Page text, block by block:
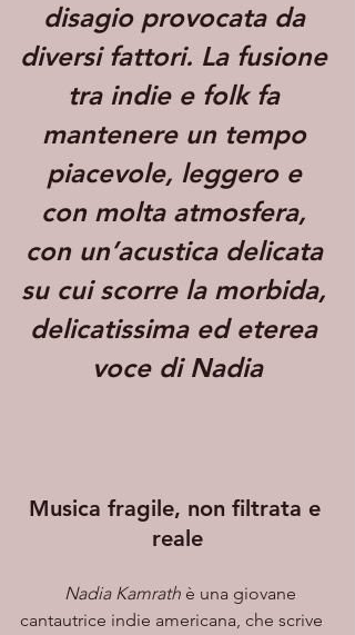
disagio provocata da
diversi fattori. La fusione
tra indie e folk fa
mantenere un tempo
piacevole, leggero e
con molta atmosfera,
con un’acustica delicata
su cui scorre la morbida,
delicatissima ed eterea
voce di Nadia
Musica fragile, non filtrata e
reale
Nadia Kamrath è una giovane
cantautrice indie americana, che scrive